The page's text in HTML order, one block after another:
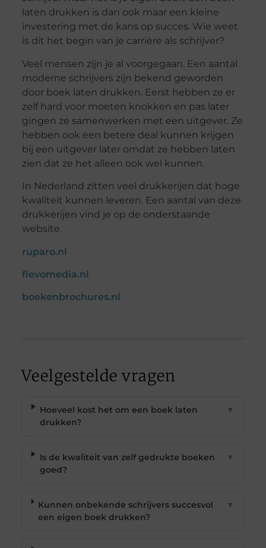
laten drukken is dan ook maar een kleine
investering met de kans op succes. Wie weet
is dit het begin van je carrière als schrijver?
Veel mensen zijn je al voorgegaan. Een aantal
moderne schrijvers zijn bekend geworden
door boek laten drukken. Eerst hebben ze er
zelf hard voor moeten knokken en pas later
gingen ze samenwerken met een uitgever. Ze
hebben ook een betere deal kunnen krijgen
bij een uitgever later omdat ze hebben laten
zien dat ze het alleen ook wel kunnen.
In Nederland zitten veel drukkerijen dat hoge
kwaliteit kunnen leveren. Een aantal van deze
drukkerijen vind je op de onderstaande
website.
ruparo.nl
flevomedia.nl
boekenbrochures.nl
Veelgestelde vragen
Hoeveel kost het om een boek laten
drukken?
▼
Is de kwaliteit van zelf gedrukte boeken
goed?
▼
Kunnen onbekende schrijvers succesvol
een eigen boek drukken?
▼